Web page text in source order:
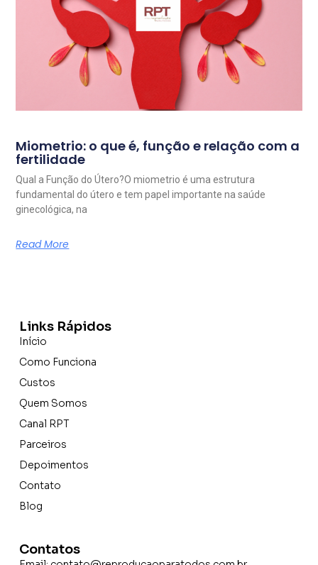
Miometrio: o que é, função e relação com a
fertilidade
Qual a Função do Útero?O miometrio é uma estrutura
fundamental do útero e tem papel importante na saúde
ginecológica, na
Read More
Links Rápidos
Início
Como Funciona
Custos
Quem Somos
Canal RPT
Parceiros
Depoimentos
Contato
Blog
Contatos